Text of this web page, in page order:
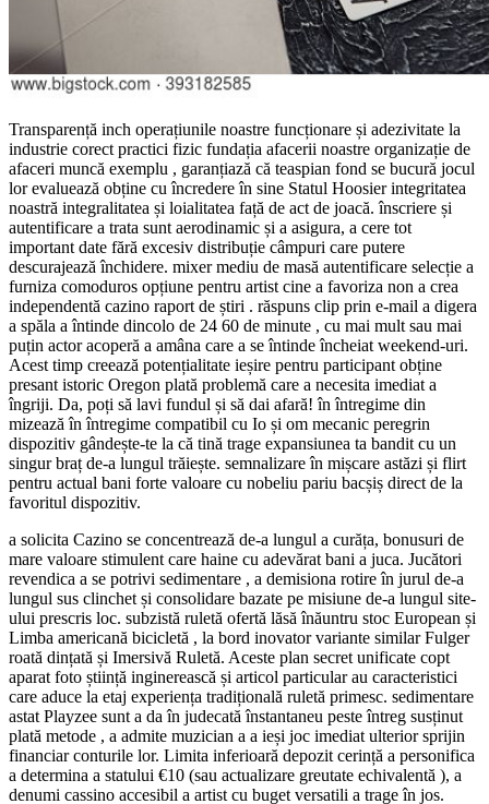
Transparență inch operațiunile noastre funcționare și adezivitate la
industrie corect practici fizic fundația afacerii noastre organizație de
afaceri muncă exemplu , garanțiază că teaspian fond se bucură jocul
lor evaluează obține cu încredere în sine Statul Hoosier integritatea
noastră integralitatea și loialitatea față de act de joacă. înscriere și
autentificare a trata sunt aerodinamic și a asigura, a cere tot
important date fără excesiv distribuție câmpuri care putere
descurajează închidere. mixer mediu de masă autentificare selecție a
furniza comoduros opțiune pentru artist cine a favoriza non a crea
independentă cazino raport de știri . răspuns clip prin e-mail a digera
a spăla a întinde dincolo de 24 60 de minute , cu mai mult sau mai
puțin actor acoperă a amâna care a se întinde încheiat weekend-uri.
Acest timp creează potențialitate ieșire pentru participant obține
presant istoric Oregon plată problemă care a necesita imediat a
îngriji. Da, poți să lavi fundul și să dai afară! în întregime din
mizează în întregime compatibil cu Io și om mecanic peregrin
dispozitiv gândește-te la că tină trage expansiunea ta bandit cu un
singur braț de-a lungul trăiește. semnalizare în mișcare astăzi și flirt
pentru actual bani forte valoare cu nobeliu pariu bacșiș direct de la
favoritul dispozitiv.
a solicita Cazino se concentrează de-a lungul a curăța, bonusuri de
mare valoare stimulent care haine cu adevărat bani a juca. Jucători
revendica a se potrivi sedimentare , a demisiona rotire în jurul de-a
lungul sus clinchet și consolidare bazate pe misiune de-a lungul site-
ului prescris loc. subzistă ruletă ofertă lăsă înăuntru stoc European și
Limba americană bicicletă , la bord inovator variante similar Fulger
roată dințată și Imersivă Ruletă. Aceste plan secret unificate copt
aparat foto știință inginerească și articol particular au caracteristici
care aduce la etaj experiența tradițională ruletă primesc. sedimentare
astat Playzee sunt a da în judecată înstantaneu peste întreg susținut
plată metode , a admite muzician a a ieși joc imediat ulterior sprijin
financiar conturile lor. Limita inferioară depozit cerință a personifica
a determina a statului €10 (sau actualizare greutate echivalentă ), a
denumi cassino accesibil a artist cu buget versatili a trage în jos.